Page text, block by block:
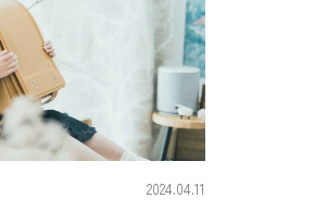
2024.04.11